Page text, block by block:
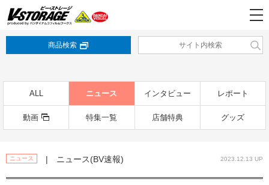
商品検索
ALL ニュース インタビュー レポート
動画 特集一覧 店舗特典 グッズ
ニュース | ニュース(BV速報) 2023.12.13 UP